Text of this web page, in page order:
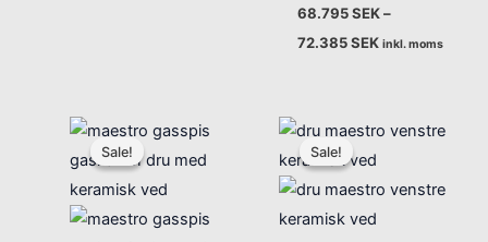
68.795SEK–
72.385SEK inkl. moms
Sale!
Sale!
Det
ursprungliga
priset
80.395 SEK.
Det
nuvarande
priset
Sale!
Sale!
Det
ursprungliga
priset
var:
75.795 SEK.
Det
nuvarande
60.636 SEK.